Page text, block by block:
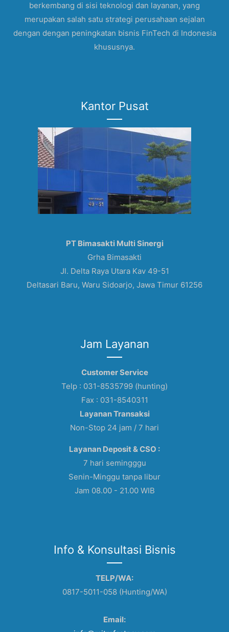
berkembang di sisi teknologi dan layanan, yang
merupakan salah satu strategi perusahaan sejalan
dengan dengan peningkatan bisnis FinTech di Indonesia
khususnya.
Kantor Pusat
PT Bimasakti Multi Sinergi
Grha Bimasakti
Jl. Delta Raya Utara Kav 49-51
Deltasari Baru, Waru Sidoarjo, Jawa Timur 61256
Jam Layanan
Customer Service
Telp : 031-8535799 (hunting)
Fax : 031-8540311
Layanan Transaksi
Non-Stop 24 jam / 7 hari
Layanan Deposit & CSO :
7 hari semingggu
Senin-Minggu tanpa libur
Jam 08.00 - 21.00 WIB
Info & Konsultasi Bisnis
TELP/WA:
0817-5011-058 (Hunting/WA)
Email: